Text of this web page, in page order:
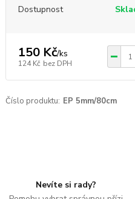
Dostupnost
150 Kč/ks
124 Kč bez DPH
Číslo produktu: EP 5mm/80cm
Nevíte si rady?